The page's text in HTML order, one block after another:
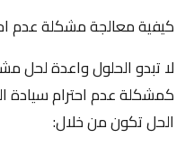
كيفية معالجة مشكلة عدم
لا تبدو الحلول واعدة لحل
كمشكلة عدم احترام سيادة
الحل تكون من خلال: